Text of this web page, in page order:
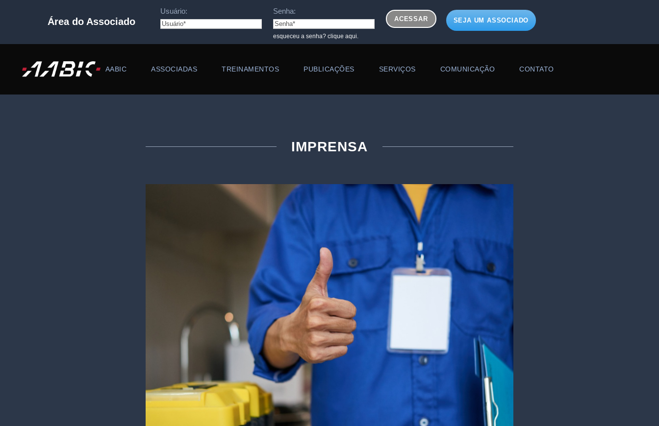
Área do Associado
Usuário: Senha:
esqueceu a senha? clique aqui.
SEJA UM ASSOCIADO
AABIC ASSOCIADAS TREINAMENTOS PUBLICAÇÕES SERVIÇOS COMUNICAÇÃO CONTATO
IMPRENSA